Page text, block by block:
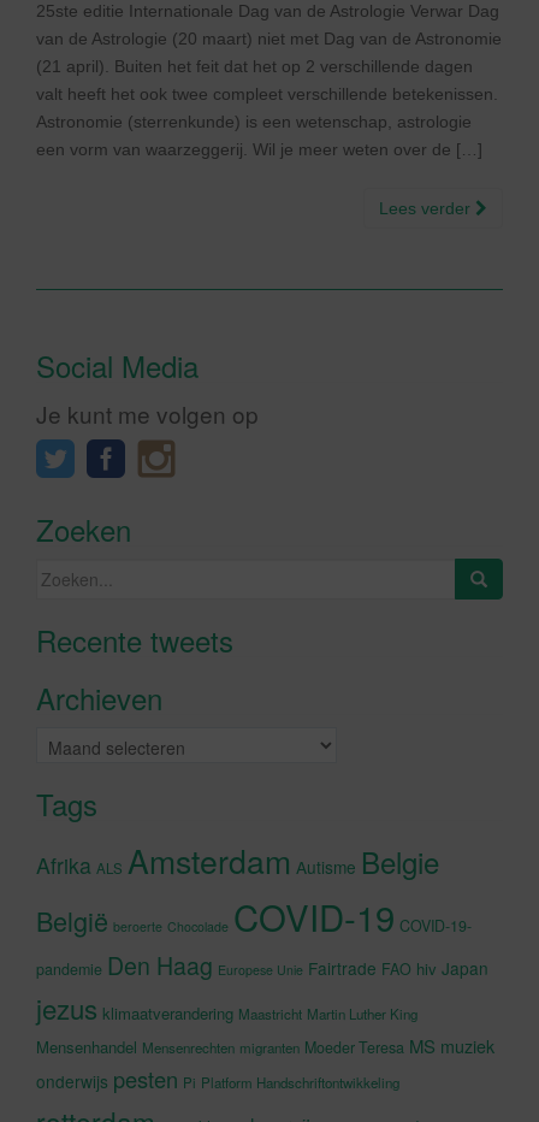
25ste editie Internationale Dag van de Astrologie Verwar Dag
van de Astrologie (20 maart) niet met Dag van de Astronomie
(21 april). Buiten het feit dat het op 2 verschillende dagen
valt heeft het ook twee compleet verschillende betekenissen.
Astronomie (sterrenkunde) is een wetenschap, astrologie
een vorm van waarzeggerij. Wil je meer weten over de […]
Lees verder
Social Media
Je kunt me volgen op
Zoeken
Zoeken
Recente tweetsKlik om marketing cookies te
Archieven
Archieven
Tags
Afrika ALS Amsterdam Autisme Belgie
België beroerte Chocolade COVID-19 COVID-19-
pandemie Den Haag Europese Unie Fairtrade FAO hiv Japan
jezus klimaatverandering Maastricht Martin Luther King
Mensenhandel Mensenrechten migranten Moeder Teresa MS muziek
onderwijs pesten Pi Platform Handschriftontwikkeling